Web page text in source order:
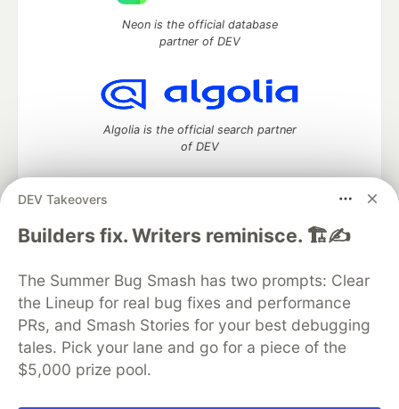
DEV Takeovers
Builders fix. Writers reminisce. 🏗️✍️
The Summer Bug Smash has two prompts: Clear
the Lineup for real bug fixes and performance
PRs, and Smash Stories for your best debugging
tales. Pick your lane and go for a piece of the
$5,000 prize pool.
Neon is the official database
partner of DEV
Algolia is the official search partner
of DEV
DEV Community— A space to discuss and keep up software
DEV Education Tracks
DEV Help
Advertise on DEV
Organization Accounts
DEV Showcase About
Contact
Free Postgres Database
DEV Shop
MLH
Code of Conduct
Privacy Policy
Terms of Use
Built on Forem — the
and other inclusive communities.